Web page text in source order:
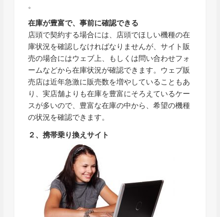
。
在庫が豊富で、事前に確認できる
店頭で契約する場合には、店頭でほしい機種の在
庫状況を確認しなければなりませんが、サイト販
売の場合にはウェブ上、もしくは問い合わせフォ
ームなどから在庫状況が確認できます。ウェブ販
売店は近年急激に販売数を増やしていることもあ
り、実店舗よりも在庫を豊富にそろえているケー
スが多いので、豊富な在庫の中から、希望の機種
の状況を確認できます。
２、携帯乗り換えサイト